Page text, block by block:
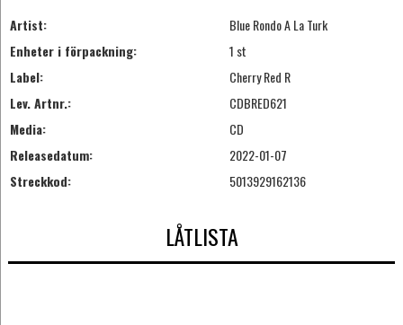
Artist:
Blue Rondo A La Turk
Enheter i förpackning:
1 st
Label:
Cherry Red R
Lev. Artnr.:
CDBRED621
Media:
CD
Releasedatum:
2022-01-07
Streckkod:
5013929162136
LÅTLISTA